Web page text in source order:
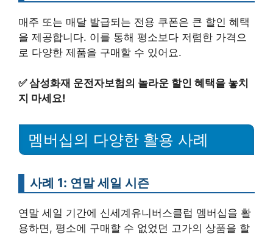
매주 또는 매달 발급되는 전용 쿠폰은 큰 할인 혜택
을 제공합니다. 이를 통해 평소보다 저렴한 가격으
로 다양한 제품을 구매할 수 있어요.
✅삼성화재 운전자보험의 놀라운 할인 혜택을 놓치
지 마세요!
멤버십의 다양한 활용 사례
사례 1: 연말 세일 시즌
연말 세일 기간에 신세계유니버스클럽 멤버십을 활
용하면, 평소에 구매할 수 없었던 고가의 상품을 할